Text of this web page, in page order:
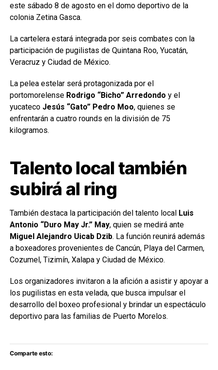
este sábado 8 de agosto en el domo deportivo de la
colonia Zetina Gasca.
La cartelera estará integrada por seis combates con la
participación de pugilistas de Quintana Roo, Yucatán,
Veracruz y Ciudad de México.
La pelea estelar será protagonizada por el
portomorelense Rodrigo “Bicho” Arredondo y el
yucateco Jesús “Gato” Pedro Moo, quienes se
enfrentarán a cuatro rounds en la división de 75
kilogramos.
Talento local también
subirá al ring
También destaca la participación del talento local Luis
Antonio “Duro May Jr.” May, quien se medirá ante
Miguel Alejandro Uicab Dzib. La función reunirá además
a boxeadores provenientes de Cancún, Playa del Carmen,
Cozumel, Tizimín, Xalapa y Ciudad de México.
Los organizadores invitaron a la afición a asistir y apoyar a
los pugilistas en esta velada, que busca impulsar el
desarrollo del boxeo profesional y brindar un espectáculo
deportivo para las familias de Puerto Morelos.
Comparte esto: